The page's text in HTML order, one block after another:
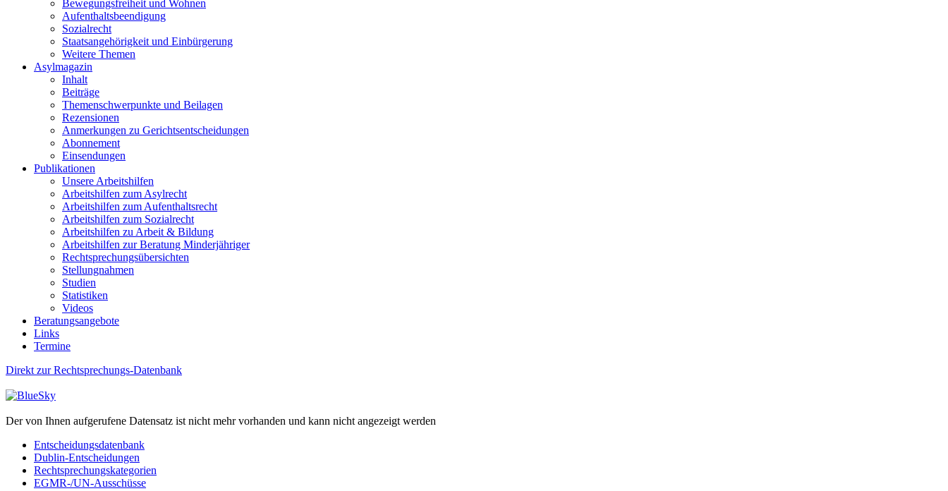
Bewegungsfreiheit und Wohnen
Aufenthaltsbeendigung
Sozialrecht
Staatsangehörigkeit und Einbürgerung
Weitere Themen
Asylmagazin
Inhalt
Beiträge
Themenschwerpunkte und Beilagen
Rezensionen
Anmerkungen zu Gerichtsentscheidungen
Abonnement
Einsendungen
Publikationen
Unsere Arbeitshilfen
Arbeitshilfen zum Asylrecht
Arbeitshilfen zum Aufenthaltsrecht
Arbeitshilfen zum Sozialrecht
Arbeitshilfen zu Arbeit & Bildung
Arbeitshilfen zur Beratung Minderjähriger
Rechtsprechungsübersichten
Stellungnahmen
Studien
Statistiken
Videos
Beratungsangebote
Links
Termine
Direkt zur Rechtsprechungs-Datenbank
Der von Ihnen aufgerufene Datensatz ist nicht mehr vorhanden und kann nicht angezeigt werden
Entscheidungsdatenbank
Dublin-Entscheidungen
Rechtsprechungskategorien
EGMR-/UN-Ausschüsse